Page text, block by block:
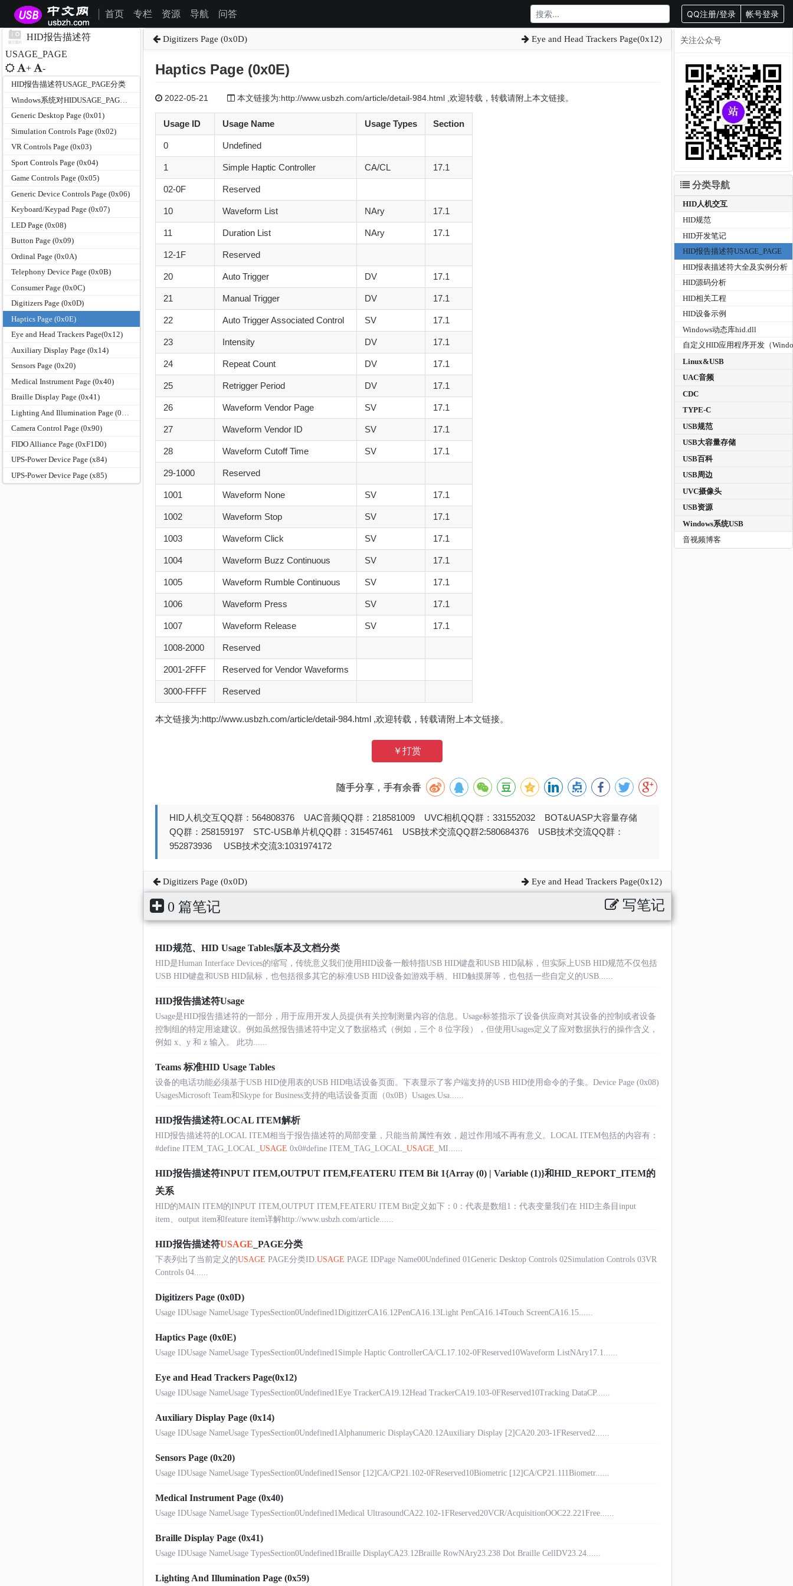
首页 专栏 资源 导航 问答 QQ注册/登录 帐号登录
HID报告描述符
USAGE_PAGE
+ -
HID报告描述符USAGE_PAGE分类
Generic Desktop Page (0x01)
Simulation Controls Page (0x02)
VR Controls Page (0x03)
Sport Controls Page (0x04)
Game Controls Page (0x05)
Generic Device Controls Page (0x06)
Keyboard/Keypad Page (0x07)
LED Page (0x08)
Button Page (0x09)
Ordinal Page (0x0A)
Telephony Device Page (0x0B)
Consumer Page (0x0C)
Digitizers Page (0x0D)
Haptics Page (0x0E)
Eye and Head Trackers Page(0x12)
Auxiliary Display Page (0x14)
Sensors Page (0x20)
Medical Instrument Page (0x40)
Braille Display Page (0x41)
Camera Control Page (0x90)
FIDO Alliance Page (0xF1D0)
UPS-Power Device Page (x84)
UPS-Power Device Page (x85)
Digitizers Page (0x0D) Eye and Head Trackers Page(0x12)
Haptics Page (0x0E)
2022-05-21 本文链接为:http://www.usbzh.com/article/detail-984.html ,欢迎转载，转载请附上本文链接。
Usage ID Usage Name Usage Types Section
0 Undefined
1 Simple Haptic Controller CA/CL 17.1
02-0F Reserved
10 Waveform List NAry 17.1
11 Duration List NAry 17.1
12-1F Reserved
20 Auto Trigger DV 17.1
21 Manual Trigger DV 17.1
22 Auto Trigger Associated Control SV 17.1
23 Intensity DV 17.1
24 Repeat Count DV 17.1
25 Retrigger Period DV 17.1
26 Waveform Vendor Page SV 17.1
27 Waveform Vendor ID SV 17.1
28 Waveform Cutoff Time SV 17.1
29-1000 Reserved
1001 Waveform None SV 17.1
1002 Waveform Stop SV 17.1
1003 Waveform Click SV 17.1
1004 Waveform Buzz Continuous SV 17.1
1005 Waveform Rumble Continuous SV 17.1
1006 Waveform Press SV 17.1
1007 Waveform Release SV 17.1
1008-2000 Reserved
2001-2FFF Reserved for Vendor Waveforms
3000-FFFF Reserved
本文链接为:http://www.usbzh.com/article/detail-984.html ,欢迎转载，转载请附上本文链接。
￥打赏
随手分享，手有余香
HID人机交互QQ群：564808376 UAC音频QQ群：218581009 UVC相机QQ群：331552032 BOT&UASP大容量存储
QQ群：258159197 STC-USB单片机QQ群：315457461 USB技术交流QQ群2:580684376 USB技术交流QQ群：
952873936 USB技术交流3:1031974172
Digitizers Page (0x0D) Eye and Head Trackers Page(0x12)
0 篇笔记 写笔记
HID规范、HID Usage Tables版本及文档分类
HID是Human Interface Devices的缩写，传统意义我们使用HID设备一般特指USB HID键盘和USB HID鼠标，但实际上USB HID规范不仅包括
USB HID键盘和USB HID鼠标，也包括很多其它的标准USB HID设备如游戏手柄、HID触摸屏等，也包括一些自定义的USB......
HID报告描述符Usage
Usage是HID报告描述符的一部分，用于应用开发人员提供有关控制测量内容的信息。Usage标签指示了设备供应商对其设备的控制或者设备
控制组的特定用途建议。例如虽然报告描述符中定义了数据格式（例如，三个 8 位字段），但使用Usages定义了应对数据执行的操作含义，
例如 x、y 和 z 输入。 此功......
Teams 标准HID Usage Tables
设备的电话功能必须基于USB HID使用表的USB HID电话设备页面。下表显示了客户端支持的USB HID使用命令的子集。Device Page (0x08)
UsagesMicrosoft Team和Skype for Business支持的电话设备页面（0x0B）Usages.Usa......
HID报告描述符LOCAL ITEM解析
HID报告描述符的LOCAL ITEM相当于报告描述符的局部变量，只能当前属性有效，超过作用域不再有意义。LOCAL ITEM包括的内容有：
#define ITEM_TAG_LOCAL_ USAGE 0x0#define ITEM_TAG_LOCAL_ USAGE _MI......
HID报告描述符INPUT ITEM,OUTPUT ITEM,FEATERU ITEM Bit 1{Array (0) | Variable (1)}和HID_REPORT_ITEM的
关系
HID的MAIN ITEM的INPUT ITEM,OUTPUT ITEM,FEATERU ITEM Bit定义如下：0：代表是数组1：代表变量我们在 HID主条目input
item、output item和feature item详解http://www.usbzh.com/article......
HID报告描述符USAGE _PAGE分类
下表列出了当前定义的USAGE PAGE分类ID.USAGE PAGE IDPage Name00Undefined 01Generic Desktop Controls 02Simulation Controls 03VR
Controls 04......
Digitizers Page (0x0D)
Usage IDUsage NameUsage TypesSection0Undefined1DigitizerCA16.12PenCA16.13Light PenCA16.14Touch ScreenCA16.15......
Haptics Page (0x0E)
Usage IDUsage NameUsage TypesSection0Undefined1Simple Haptic ControllerCA/CL17.102-0FReserved10Waveform ListNAry17.1......
Eye and Head Trackers Page(0x12)
Usage IDUsage NameUsage TypesSection0Undefined1Eye TrackerCA19.12Head TrackerCA19.103-0FReserved10Tracking DataCP......
Auxiliary Display Page (0x14)
Usage IDUsage NameUsage TypesSection0Undefined1Alphanumeric DisplayCA20.12Auxiliary Display [2]CA20.203-1FReserved2......
Sensors Page (0x20)
Usage IDUsage NameUsage TypesSection0Undefined1Sensor [12]CA/CP21.102-0FReserved10Biometric [12]CA/CP21.111Biometr......
Medical Instrument Page (0x40)
Usage IDUsage NameUsage TypesSection0Undefined1Medical UltrasoundCA22.102-1FReserved20VCR/AcquisitionOOC22.221Free......
Braille Display Page (0x41)
Usage IDUsage NameUsage TypesSection0Undefined1Braille DisplayCA23.12Braille RowNAry23.238 Dot Braille CellDV23.24......
Lighting And Illumination Page (0x59)
关注公众号
分类导航
HID人机交互
HID规范
HID开发笔记
HID报告描述符USAGE_PAGE
HID报表描述符大全及实例分析
HID源码分析
HID相关工程
HID设备示例
Windows动态库hid.dll
自定义HID应用程序开发（
Linux&USB
UAC音频
CDC
TYPE-C
USB规范
USB大容量存储
USB百科
USB周边
UVC摄像头
USB资源
Windows系统USB
音视频博客